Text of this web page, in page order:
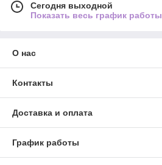
Сегодня выходной
Показать весь график работы
О нас
Контакты
Доставка и оплата
График работы